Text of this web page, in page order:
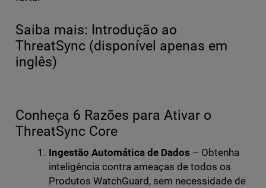
Saiba mais: Introdução ao
ThreatSync (disponível apenas em
inglês)
Conheça 6 Razões para Ativar o
ThreatSync Core
Ingestão Automática de Dados – Obtenha
inteligência contra ameaças de todos os
Produtos WatchGuard, sem necessidade de